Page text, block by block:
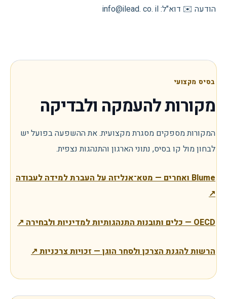
הודעה ✉️ דוא"ל: info@ilead. co. il
בסיס מקצועי
מקורות להעמקה ולבדיקה
המקורות מספקים מסגרת מקצועית. את ההשפעה בפועל יש
לבחון מול קו בסיס, נתוני הארגון והתנהגות נצפית.
Blume ואחרים — מטא־אנליזה על העברת למידה לעבודה
↗
OECD — כלים ותובנות התנהגותיות למדיניות ולבחירה ↗
הרשות להגנת הצרכן ולסחר הוגן — זכויות צרכניות↗